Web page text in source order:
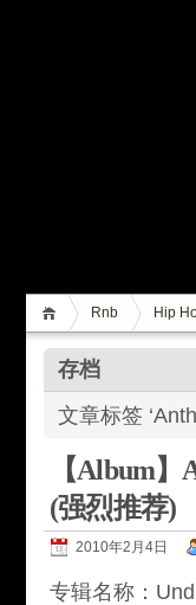
Rnb Hip
存档
文章标签
【Album】
(强烈推荐)
2010年2月4日
专辑名称：